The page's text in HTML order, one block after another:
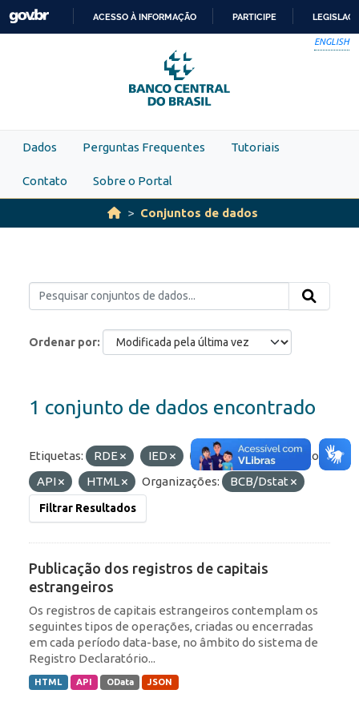
Skip to main content
PARA
O
CONTEÚDO
ACESSO À INFORMAÇÃO PARTICIPE
ENGLISH
Dados Perguntas Frequentes Tutoriais
Contato Sobre o Portal
Conjuntos de dados
Ordenar por
1 conjunto de dados encontrado
Etiquetas: RDE IED Portfólio
Formatos:
API
HTML Organizações: BCB/Dstat
Filtrar Resultados
Publicação dos registros de capitais
estrangeiros
Os registros de capitais estrangeiros contemplam os
seguintes tipos de operações, criadas ou encerradas
em cada período data-base, no âmbito do sistema de
Registro Declaratório...
HTML API OData JSON